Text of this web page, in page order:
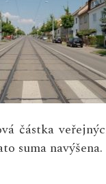
částka
suma navýšena.